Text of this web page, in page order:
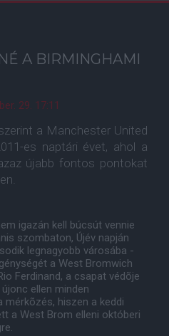
A BIRMINGHAMI
29. 17:11
a Manchester United
es naptári évet, ahol a
újabb fontos pontokat
igazán kell búcsút vennie
szombaton, Újév napján
legnagyobb városába -
a West Bromwich
Ferdinand, a csapat védõje
ellen minden
hiszen a keddi
a West Brom elleni októberi